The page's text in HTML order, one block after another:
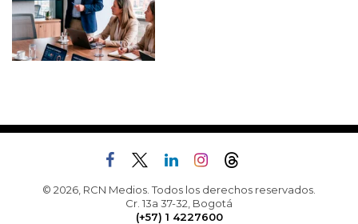
© 2026, RCN Medios. Todos los derechos reservados.
Cr. 13a 37-32, Bogotá
(+57) 1 4227600